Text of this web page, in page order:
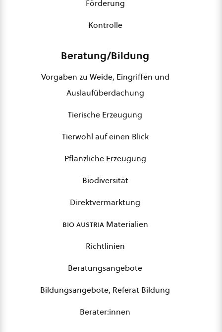
Förderung
Kontrolle
Beratung/Bildung
Vorgaben zu Weide, Eingriffen und
Auslaufüberdachung
Tierische Erzeugung
Tierwohl auf einen Blick
Pflanzliche Erzeugung
Biodiversität
Direktvermarktung
bio austriaMaterialien
Richtlinien
Beratungsangebote
Bildungsangebote, Referat Bildung
Berater:innen